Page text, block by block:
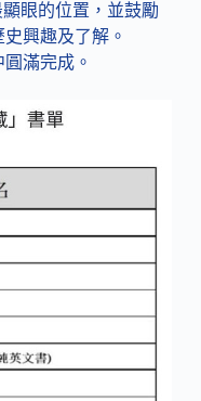
眼的位置，並鼓勵
興趣及了解。
滿完成。